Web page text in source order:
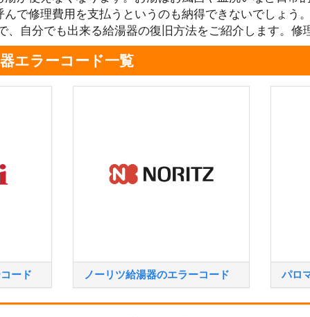
んで修理費用を支払うというのも納得できないでしょ
、自分でも出来る給湯器の復旧方法をご紹介します。修
エラーコード一覧
ード ノーリツ給湯器のエラーコード パロ